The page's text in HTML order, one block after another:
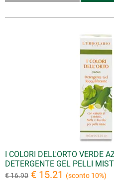
I COLORI DELL'ORTO VERDE
DETERGENTE GEL PELLI
€ 16.90 € 15.21 (sconto 10%)